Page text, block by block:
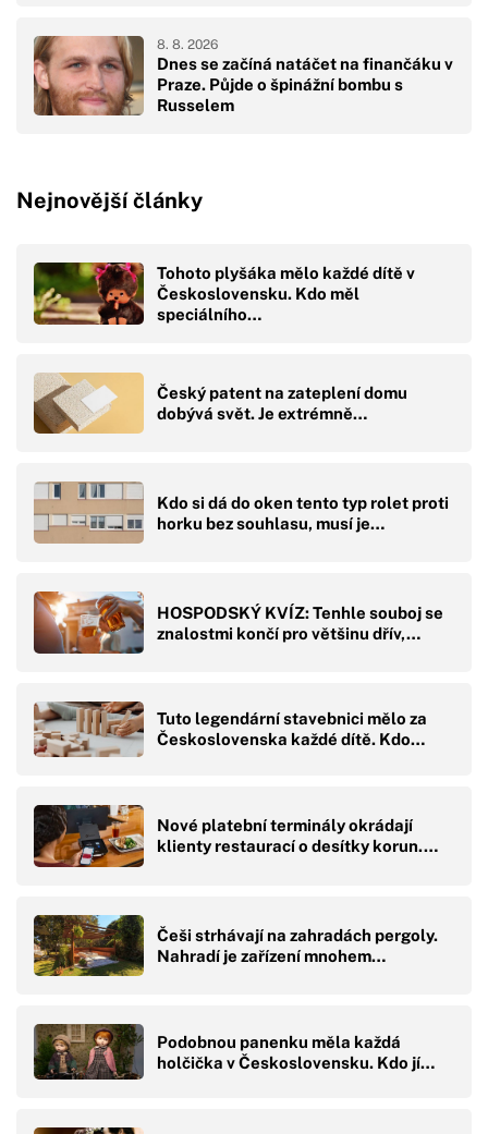
Dnes se začíná natáčet na finančáku v
Praze. Půjde o špinážní bombu s
Russelem
8. 8. 2026
Nejnovější články
Tohoto plyšáka mělo každé dítě v
Československu. Kdo měl
speciálního…
Český patent na zateplení domu
dobývá svět. Je extrémně…
Kdo si dá do oken tento typ rolet proti
horku bez souhlasu, musí je…
HOSPODSKÝ KVÍZ: Tenhle souboj se
znalostmi končí pro většinu dřív,…
Tuto legendární stavebnici mělo za
Československa každé dítě. Kdo…
Nové platební terminály okrádají
klienty restaurací o desítky korun.…
Češi strhávají na zahradách pergoly.
Nahradí je zařízení mnohem…
Podobnou panenku měla každá
holčička v Československu. Kdo jí…